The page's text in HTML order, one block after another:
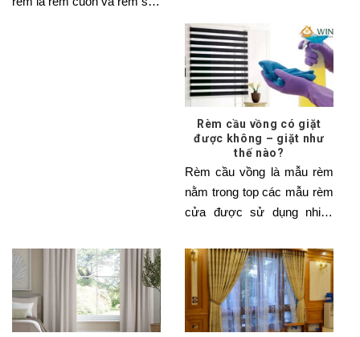
Rèm cầu vồng có giặt
được không – giặt như
thế nào?
Rèm cầu vồng là mẫu rèm
nằm trong top các mẫu rèm
cửa được sử dụng nhiều